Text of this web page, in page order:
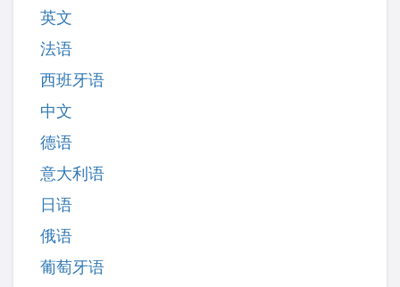
英文
法语
西班牙语
中文
德语
意大利语
日语
俄语
葡萄牙语